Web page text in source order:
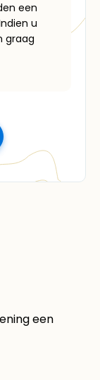
een
u
graag
een